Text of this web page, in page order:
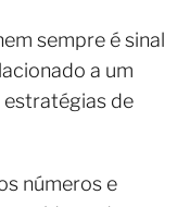
sempre é sinal
a um
de
números e